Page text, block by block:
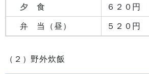
夕 食 ６２０円
弁 当（昼） ５２０円
（２）野外炊飯